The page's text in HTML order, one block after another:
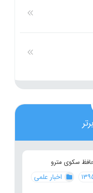
سکوی مترو
اخبار علمی